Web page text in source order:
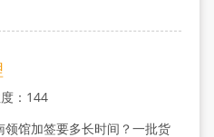
：144
馆加签要多长时间？一批货